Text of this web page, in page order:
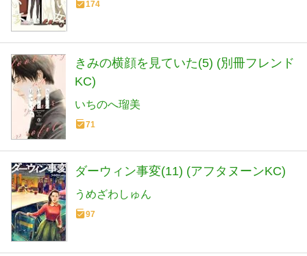
174
きみの横顔を見ていた(5) (別冊フレンド
KC)
いちのへ瑠美
71
ダーウィン事変(11) (アフタヌーンKC)
うめざわしゅん
97